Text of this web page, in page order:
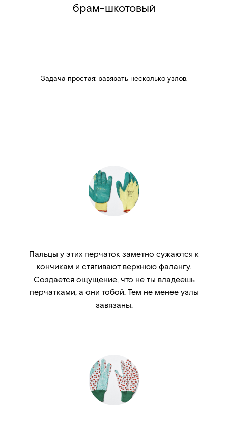
брам-шкотовый
Задача простая: завязать несколько узлов.
Пальцы у этих перчаток заметно сужаются к
кончикам и стягивают верхнюю фалангу.
Создается ощущение, что не ты владеешь
перчатками, а они тобой. Тем не менее узлы
завязаны.